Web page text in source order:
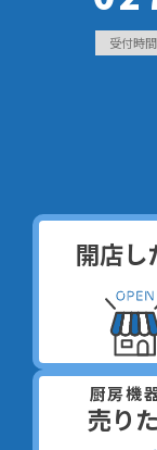
受付時間
開店し
厨房機
売り